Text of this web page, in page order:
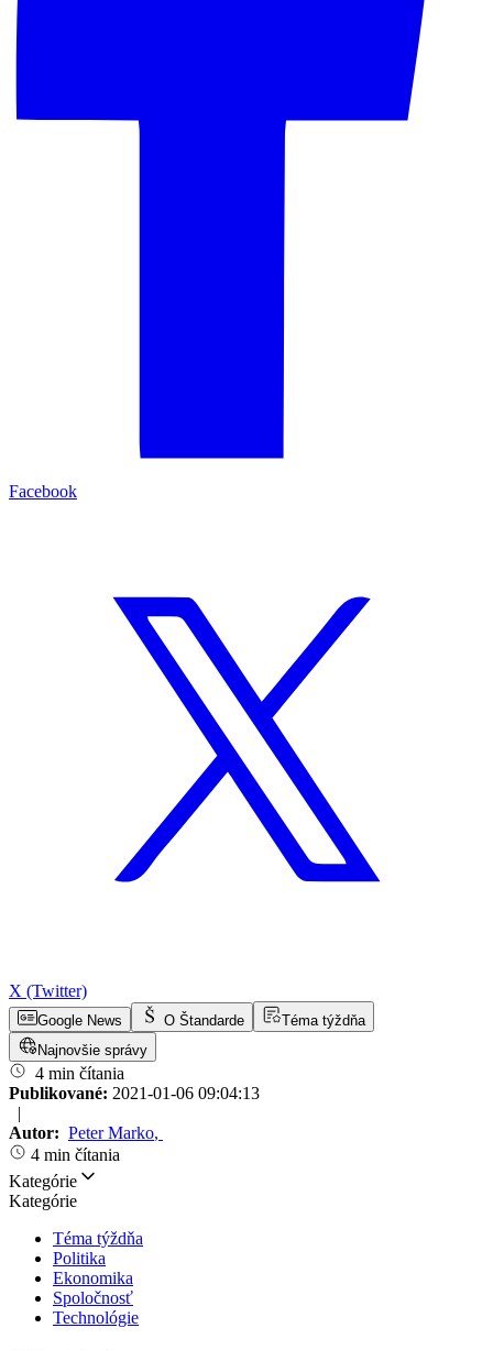
Facebook
X (Twitter)
Google News O Štandarde
Téma týždňa
Najnovšie správy
4 min čítania
Publikované: 2021-01-06 09:04:13
|
Autor: Peter Marko,
4 min čítania
Kategórie
Kategórie
Téma týždňa
Politika
Ekonomika
Spoločnosť
Technológie